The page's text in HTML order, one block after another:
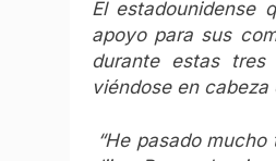
El estadounidense
apoyo para sus
durante estas
viéndose en
“He pasado